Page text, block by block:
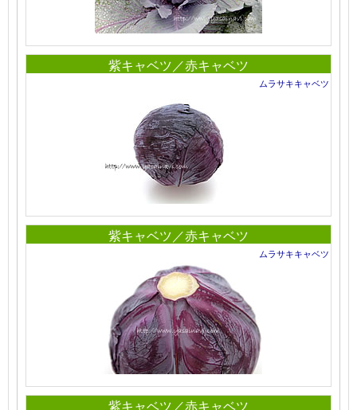
紫キャベツ／赤キャベツ
ムラサキキャベツ
紫キャベツ／赤キャベツ
ムラサキキャベツ
紫キャベツ／赤キャベツ